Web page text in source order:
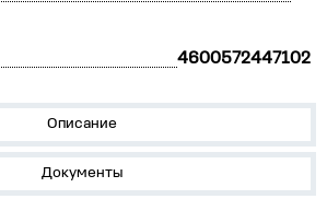
4600572447102
Описание
Документы